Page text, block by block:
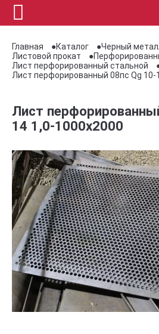
Главная Каталог
Черный
Листовой прокат
Лист перфорированный стальной
Лист перфорированный 08пс Qg 10-
Лист
14 1,0-1000х2000